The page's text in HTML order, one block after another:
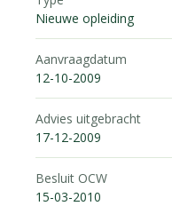
Nieuwe opleiding
Aanvraagdatum
12-10-2009
Advies uitgebracht
17-12-2009
Besluit OCW
15-03-2010